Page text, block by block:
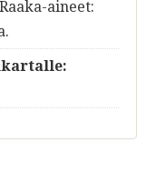
aineet: